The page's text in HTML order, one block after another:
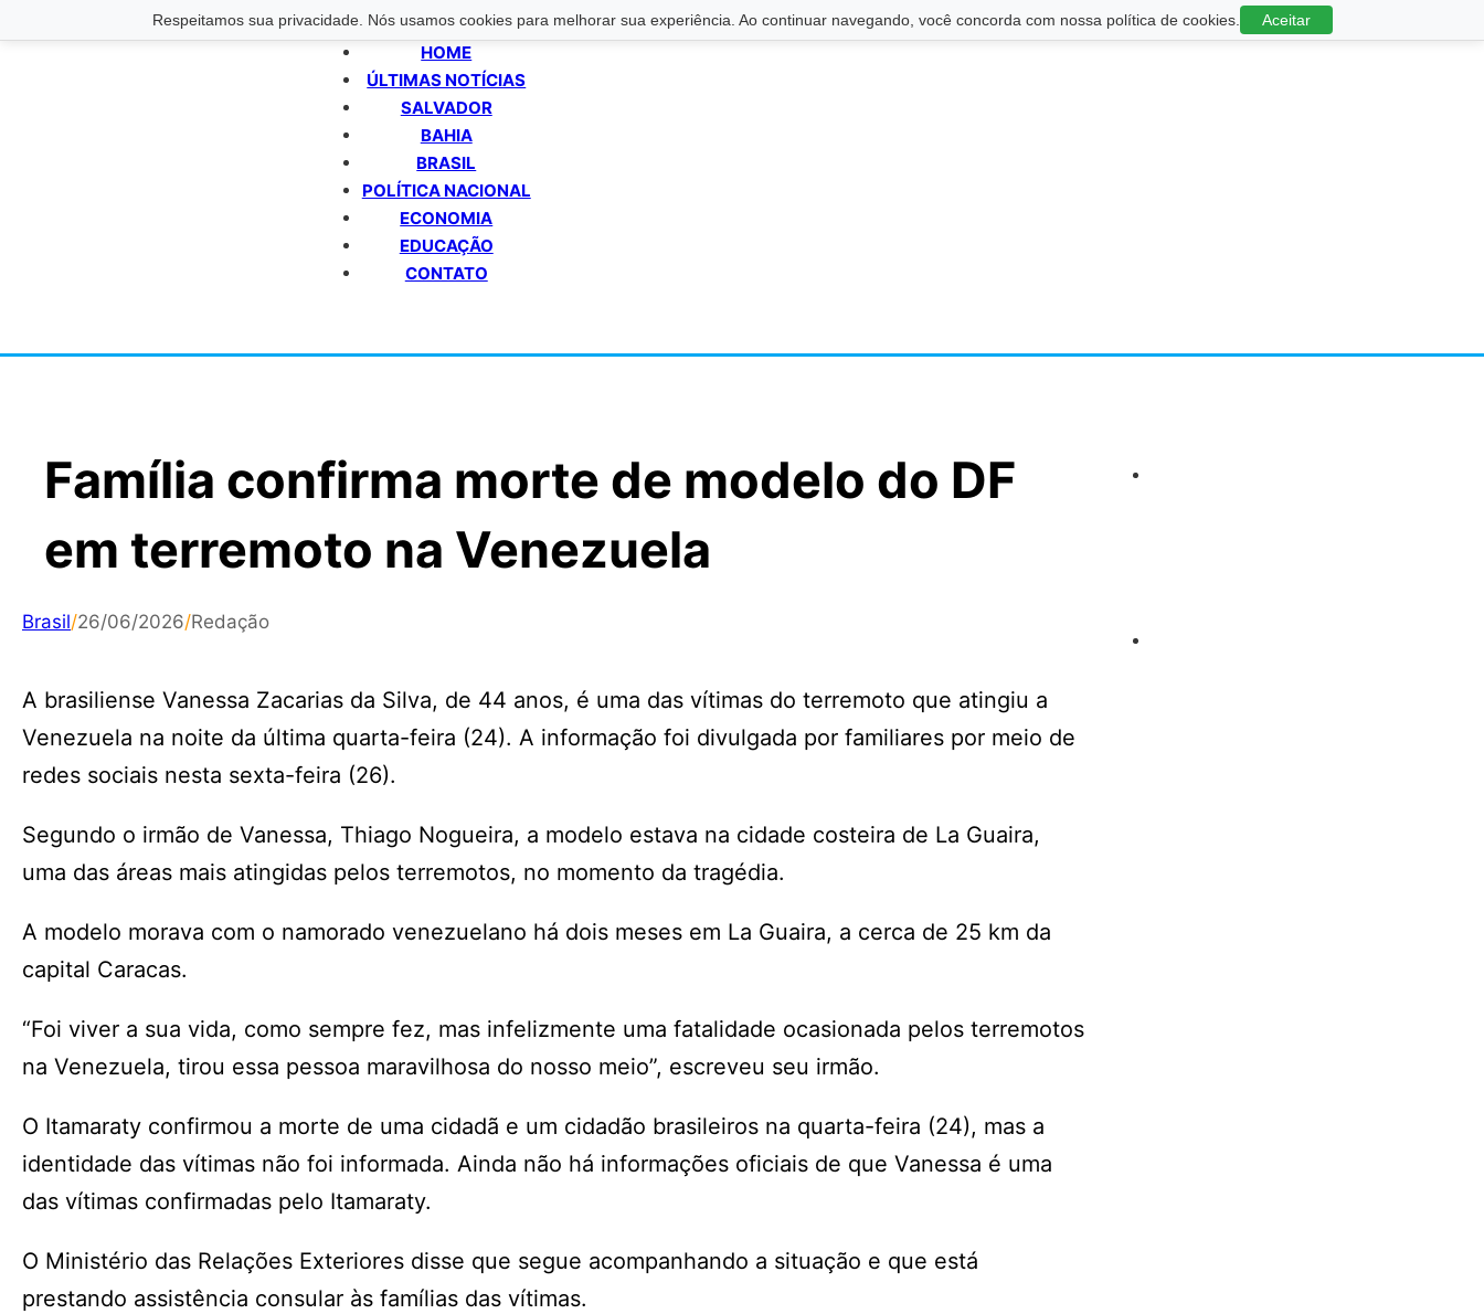
Respeitamos sua privacidade. Nós usamos cookies para melhorar sua experiência. Ao continuar navegando, você concorda com nossa política de cookies. Aceitar
HOME
ÚLTIMAS NOTÍCIAS
SALVADOR
BAHIA
BRASIL
POLÍTICA NACIONAL
ECONOMIA
EDUCAÇÃO
CONTATO
Família confirma morte de modelo do DF
em terremoto na Venezuela
Brasil/26/06/2026/Redação
A brasiliense Vanessa Zacarias da Silva, de 44 anos, é uma das vítimas do terremoto que atingiu a
Venezuela na noite da última quarta-feira (24). A informação foi divulgada por familiares por meio de
redes sociais nesta sexta-feira (26).
Segundo o irmão de Vanessa, Thiago Nogueira, a modelo estava na cidade costeira de La Guaira,
uma das áreas mais atingidas pelos terremotos, no momento da tragédia.
A modelo morava com o namorado venezuelano há dois meses em La Guaira, a cerca de 25 km da
capital Caracas.
“Foi viver a sua vida, como sempre fez, mas infelizmente uma fatalidade ocasionada pelos terremotos
na Venezuela, tirou essa pessoa maravilhosa do nosso meio”, escreveu seu irmão.
O Itamaraty confirmou a morte de uma cidadã e um cidadão brasileiros na quarta-feira (24), mas a
identidade das vítimas não foi informada. Ainda não há informações oficiais de que Vanessa é uma
das vítimas confirmadas pelo Itamaraty.
O Ministério das Relações Exteriores disse que segue acompanhando a situação e que está
prestando assistência consular às famílias das vítimas.